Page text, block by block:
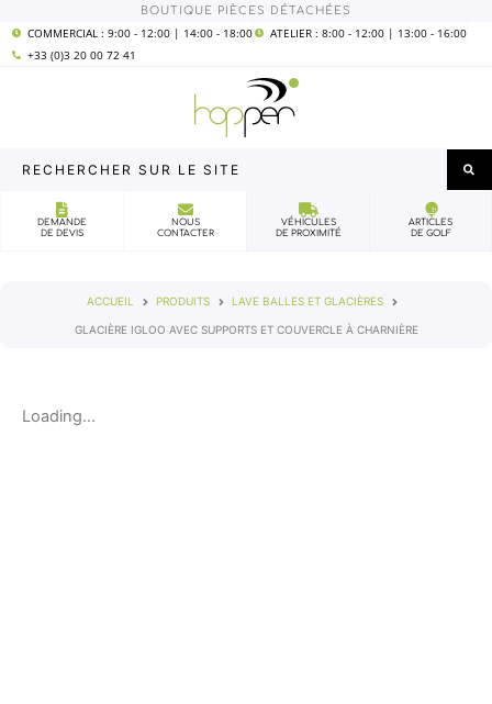
au
contenu
BOUTIQUE PIÈCES DÉTACHÉES
COMMERCIAL : 9:00 - 12:00 | 14:00 - 18:00
ATELIER : 8:00 - 12:00 | 13:00 - 16:00
+33 (0)3 20 00 72 41
Rechercher
DEMANDE
DE DEVIS
NOUS
CONTACTER
VÉHICULES
DE PROXIMITÉ
ARTICLES
DE GOLF
ACCUEIL PRODUITS LAVE BALLES ET GLACIÈRES
GLACIÈRE IGLOO AVEC SUPPORTS ET COUVERCLE À CHARNIÈRE
Loading...